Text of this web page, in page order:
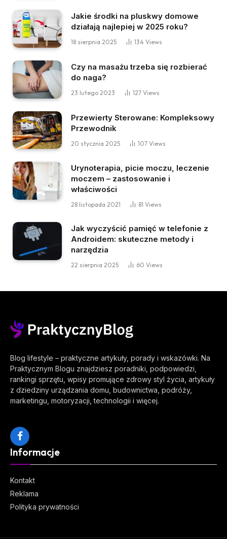
Jakie środki na pluskwy domowe
działają najlepiej w 2025 roku?
18 sierpnia 2025 134 Views
Czy na masażu trzeba się rozbierać
do naga?
23 lutego 2023 127 Views
Przewierty Sterowane: Kompleksowy
Przewodnik
20 stycznia 2025 107 Views
Urynoterapia, picie moczu, leczenie
moczem – zastosowanie i
właściwości
28 listopada 2021 81 Views
Jak wyczyścić pamięć w telefonie z
Androidem: skuteczne metody i
narzędzia
22 sierpnia 2025 60 Views
Blog lifestyle – praktyczne artykuły, porady i wskazówki. Na
Praktycznym Blogu znajdziesz poradniki, podpowiedzi,
rankingi sprzętu, wpisy promujące zdrowy styl życia, artykuły
z dziedziny urządzania domu, budownictwa, podróży,
marketingu, motoryzacji, technologii i więcej.
Facebook
Informacje
Kontakt
Reklama
Polityka prywatności